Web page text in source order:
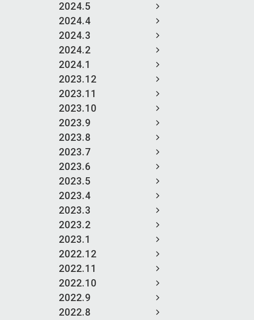
2024.5
2024.4
2024.3
2024.2
2024.1
2023.12
2023.11
2023.10
2023.9
2023.8
2023.7
2023.6
2023.5
2023.4
2023.3
2023.2
2023.1
2022.12
2022.11
2022.10
2022.9
2022.8